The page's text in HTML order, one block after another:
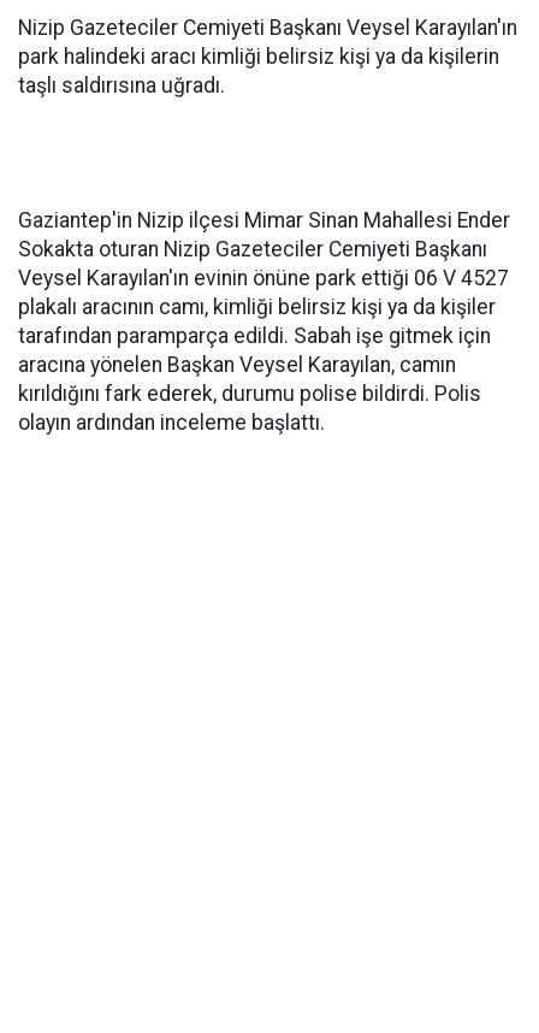
Nizip Gazeteciler Cemiyeti Başkanı Veysel Karayılan'ın
park halindeki aracı kimliği belirsiz kişi ya da kişilerin
taşlı saldırısına uğradı.
Gaziantep'in Nizip ilçesi Mimar Sinan Mahallesi Ender
Sokakta oturan Nizip Gazeteciler Cemiyeti Başkanı
Veysel Karayılan'ın evinin önüne park ettiği 06 V 4527
plakalı aracının camı, kimliği belirsiz kişi ya da kişiler
tarafından paramparça edildi. Sabah işe gitmek için
aracına yönelen Başkan Veysel Karayılan, camın
kırıldığını fark ederek, durumu polise bildirdi. Polis
olayın ardından inceleme başlattı.